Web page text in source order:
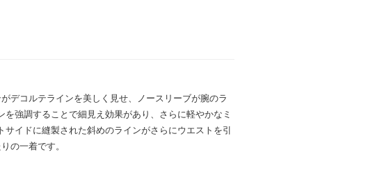
デコルテラインを美しく見せ、ノースリーブが腕のラ
強調することで細見え効果があり、さらに軽やかなミ
イドに縫製された斜めのラインがさらにウエストを引
の一着です。